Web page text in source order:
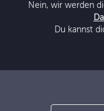
Nein, wir werden
Du kannst